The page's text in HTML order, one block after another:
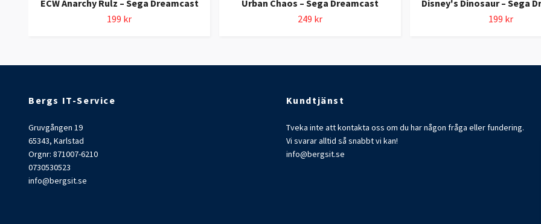
ECW Anarchy Rulz – Sega Dreamcast
199 kr
Urban Chaos – Sega Dreamcast
249 kr
Disney's Dinosaur – Sega
199 kr
Bergs IT-Service
Gruvgången 19
65343, Karlstad
Orgnr: 871007-6210
0730530523
info@bergsit.se
Kundtjänst
Tveka inte att kontakta oss om du har någon fråga eller fundering.
Vi svarar alltid så snabbt vi kan!
info@bergsit.se